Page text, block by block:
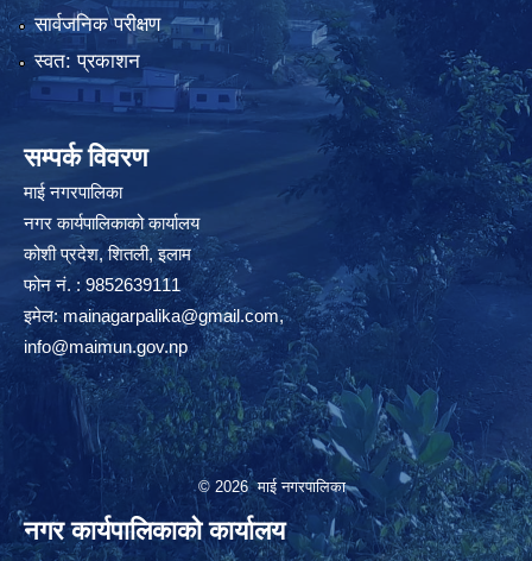
सार्वजनिक परीक्षण
स्वत: प्रकाशन
सम्पर्क विवरण
माई नगरपालिका
नगर कार्यपालिकाको कार्यालय
कोशी प्रदेश, शितली, इलाम
फोन नं. : 9852639111
इमेल:mainagarpalika@gmail.com,
info@maimun.gov.np
© 2026 माई नगरपालिका
नगर कार्यपालिकाको कार्यालय